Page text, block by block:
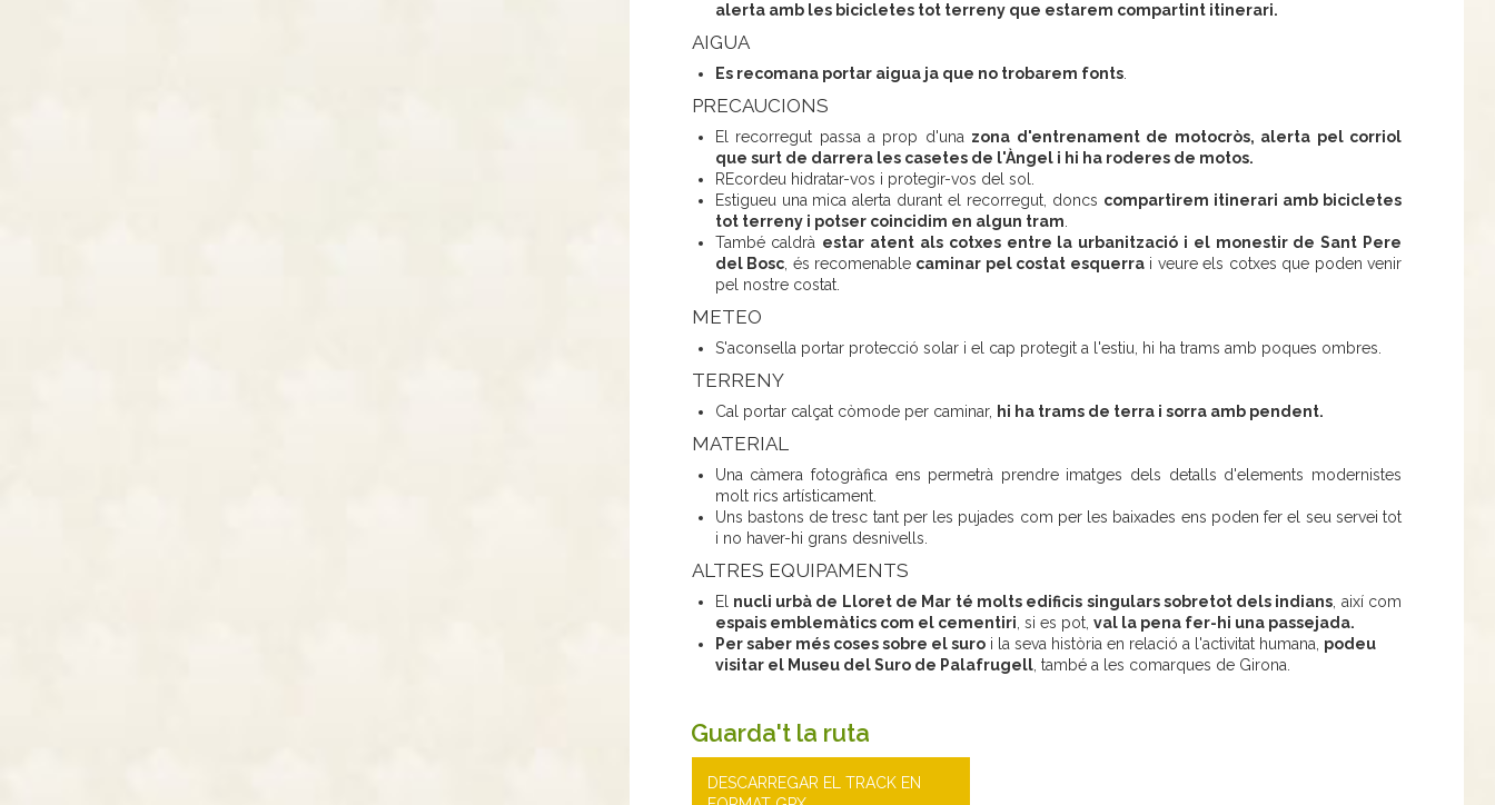
alerta amb les bicicletes tot terreny que estarem compartint itinerari.
AIGUA
Es recomana portar aigua ja que no trobarem fonts.
PRECAUCIONS
El recorregut passa a prop d'una zona d'entrenament de motocròs, alerta pel corriol
que surt de darrera les casetes de l'Àngel i hi ha roderes de motos.
REcordeu hidratar-vos i protegir-vos del sol.
Estigueu una mica alerta durant el recorregut, doncs compartirem itinerari amb bicicletes
tot terreny i potser coincidim en algun tram.
També caldrà estar atent als cotxes entre la urbanització i el monestir de Sant Pere
del Bosc, és recomenable caminar pel costat esquerrai veure els cotxes que poden venir
pel nostre costat.
METEO
S'aconsella portar protecció solar i el cap protegit a l'estiu, hi ha trams amb poques ombres.
TERRENY
Cal portar calçat còmode per caminar, hi ha trams de terra i sorra amb pendent.
MATERIAL
Una càmera fotogràfica ens permetrà prendre imatges dels detalls d'elements modernistes
molt rics artísticament.
Uns bastons de tresc tant per les pujades com per les baixades ens poden fer el seu servei tot
i no haver-hi grans desnivells.
ALTRES EQUIPAMENTS
El nucli urbà de Lloret de Mar té molts edificis singulars sobretot dels indians, així com
espais emblemàtics com el cementiri, si es pot, val la pena fer-hi una passejada.
Per saber més coses sobre el suroi la seva història en relació a l'activitat humana, podeu
visitar el Museu del Suro de Palafrugell, també a les comarques de Girona.
Guarda't la ruta
DESCARREGAR EL TRACK EN